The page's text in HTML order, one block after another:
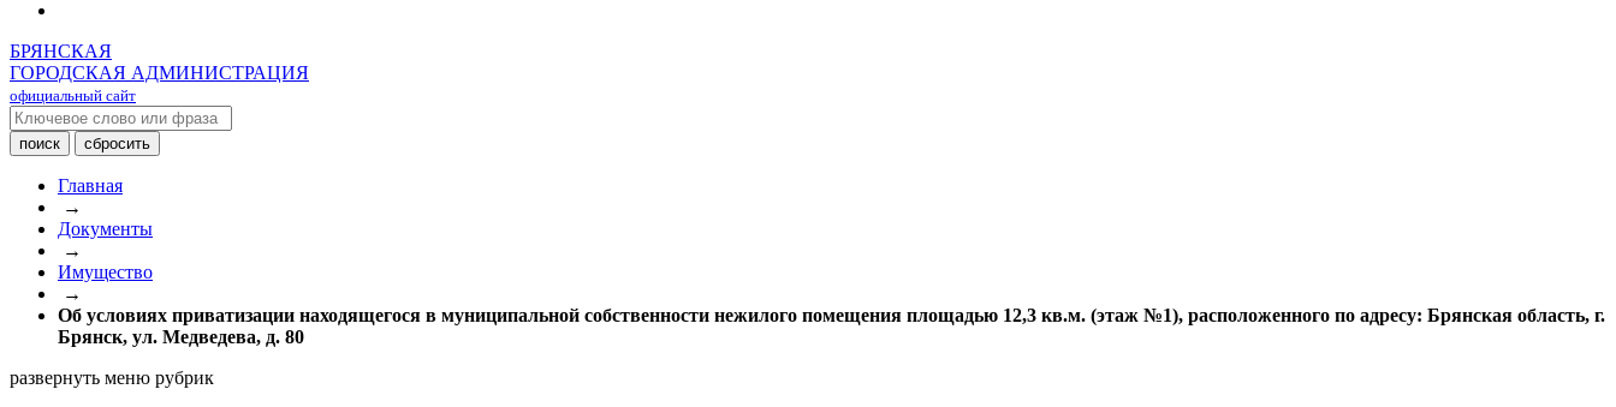
БРЯНСКАЯ
ГОРОДСКАЯ АДМИНИСТРАЦИЯ
официальный сайт
Главная
→
Документы
→
Имущество
→
Об условиях приватизации находящегося в муниципальной собственности нежилого помещения площадью 12,3 кв.м. (этаж №1), расположенного по адресу: Брянская область, г.
Брянск, ул. Медведева, д. 80
развернуть меню рубрик